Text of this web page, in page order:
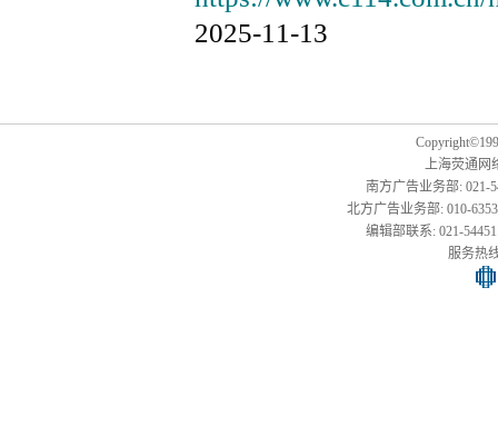
2025-11-13
上海荧通网
南方广告业务部: 021-
北方广告业务部: 010-
编辑部联系: 021-
服务热